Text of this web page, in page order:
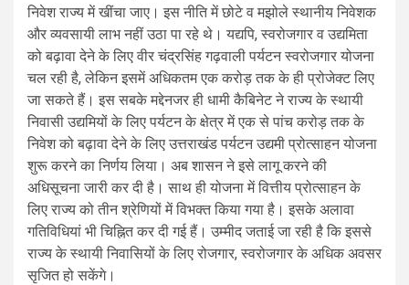
निवेश राज्य में खींचा जाए। इस नीति में छोटे व मझोले स्थानीय निवेशक
और व्यवसायी लाभ नहीं उठा पा रहे थे। यद्यपि, स्वरोजगार व उद्यमिता
को बढ़ावा देने के लिए वीर चंद्रसिंह गढ़वाली पर्यटन स्वरोजगार योजना
चल रही है, लेकिन इसमें अधिकतम एक करोड़ तक के ही प्रोजेक्ट लिए
जा सकते हैं। इस सबके मद्देनजर ही धामी कैबिनेट ने राज्य के स्थायी
निवासी उद्यमियों के लिए पर्यटन के क्षेत्र में एक से पांच करोड़ तक के
निवेश को बढ़ावा देने के लिए उत्तराखंड पर्यटन उद्यमी प्रोत्साहन योजना
शुरू करने का निर्णय लिया। अब शासन ने इसे लागू करने की
अधिसूचना जारी कर दी है। साथ ही योजना में वित्तीय प्रोत्साहन के
लिए राज्य को तीन श्रेणियों में विभक्त किया गया है। इसके अलावा
गतिविधियां भी चिह्नित कर दी गई हैं। उम्मीद जताई जा रही है कि इससे
राज्य के स्थायी निवासियों के लिए रोजगार, स्वरोजगार के अधिक अवसर
सृजित हो सकेंगे।